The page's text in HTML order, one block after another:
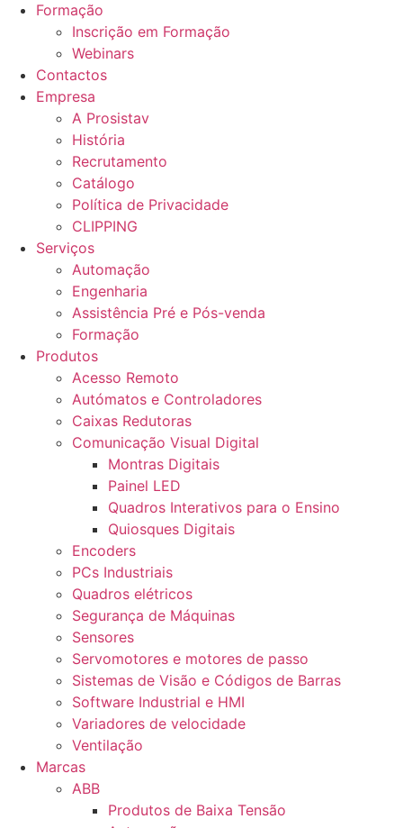
Formação
Inscrição em Formação
Webinars
Contactos
Empresa
A Prosistav
História
Recrutamento
Catálogo
Política de Privacidade
CLIPPING
Serviços
Automação
Engenharia
Assistência Pré e Pós-venda
Formação
Produtos
Acesso Remoto
Autómatos e Controladores
Caixas Redutoras
Comunicação Visual Digital
Montras Digitais
Painel LED
Quadros Interativos para o Ensino
Quiosques Digitais
Encoders
PCs Industriais
Quadros elétricos
Segurança de Máquinas
Sensores
Servomotores e motores de passo
Sistemas de Visão e Códigos de Barras
Software Industrial e HMI
Variadores de velocidade
Ventilação
Marcas
ABB
Produtos de Baixa Tensão